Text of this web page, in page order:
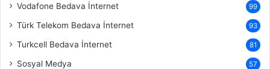
Vodafone Bedava İnternet 99
Türk Telekom Bedava İnternet 93
Turkcell Bedava İnternet 81
Sosyal Medya 57